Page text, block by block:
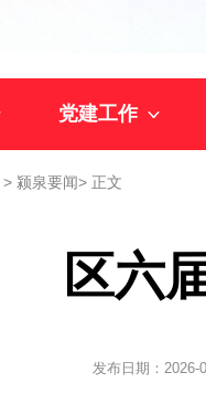
党建工作
> 颍泉要闻> 正文
区六
发布日期： 2026-